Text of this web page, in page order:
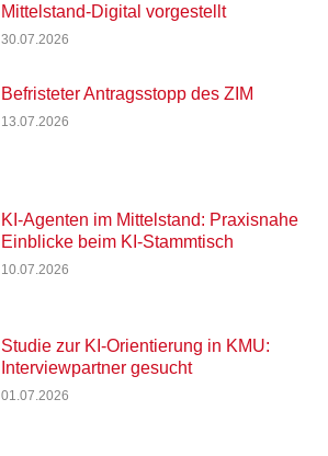
Mittelstand-Digital vorgestellt
30.07.2026
Befristeter Antragsstopp des ZIM
13.07.2026
KI-Agenten im Mittelstand: Praxisnahe
Einblicke beim KI-Stammtisch
10.07.2026
Studie zur KI-Orientierung in KMU:
Interviewpartner gesucht
01.07.2026